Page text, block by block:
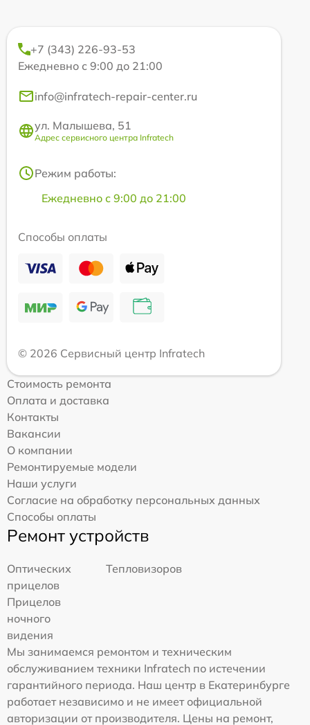
+7 (343) 226-93-53
Ежедневно с 9:00 до 21:00
info@infratech-repair-center.ru
ул. Малышева, 51
Адрес сервисного центра Infratech
Режим работы:
Ежедневно с 9:00 до 21:00
Способы оплаты
© 2026 Сервисный центр Infratech
Стоимость ремонта
Оплата и доставка
Контакты
Вакансии
О компании
Ремонтируемые модели
Наши услуги
Согласие на обработку персональных данных
Способы оплаты
Ремонт устройств
Оптических
прицелов
Тепловизоров
Прицелов
ночного
видения
Мы занимаемся ремонтом и техническим
обслуживанием техники Infratech по истечении
гарантийного периода. Наш центр в Екатеринбурге
работает независимо и не имеет официальной
авторизации от производителя. Цены на ремонт,